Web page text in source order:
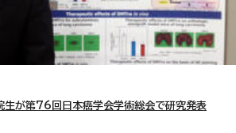
生が第76回日本癌学会学術総会で研究発表